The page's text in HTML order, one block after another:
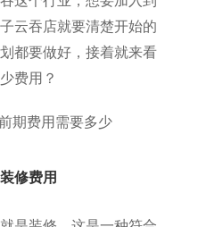
云吞店就要清楚开始的
都要做好，接着就来看
费用？
装修费用